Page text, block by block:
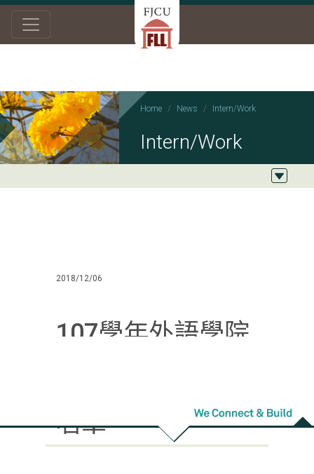
Home News Intern/Work
Intern/Work
2018/12/06
107學年外語學院
名單